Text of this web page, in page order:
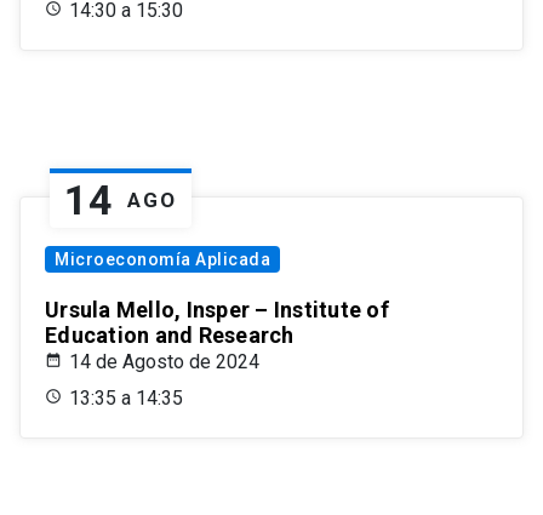
14:30 a 15:30
14 AGO
Microeconomía Aplicada
Ursula Mello, Insper – Institute of
Education and Research
14 de Agosto de 2024
13:35 a 14:35